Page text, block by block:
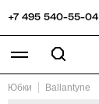
+7 495 540-55-04
Юбки Ballantyne